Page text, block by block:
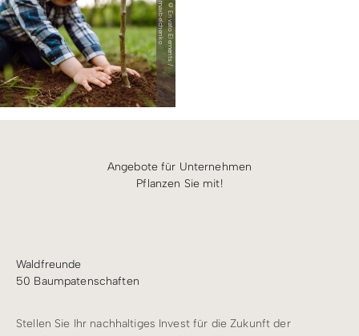
©
E
n
v
a
t
o
E
l
e
m
e
n
t
s
/
m
a
x
b
e
l
c
h
e
n
k
o
Angebote für Unternehmen
Pflanzen Sie mit!
Waldfreunde
50 Baumpatenschaften
Stellen Sie Ihr nachhaltiges Invest für die Zukunft der